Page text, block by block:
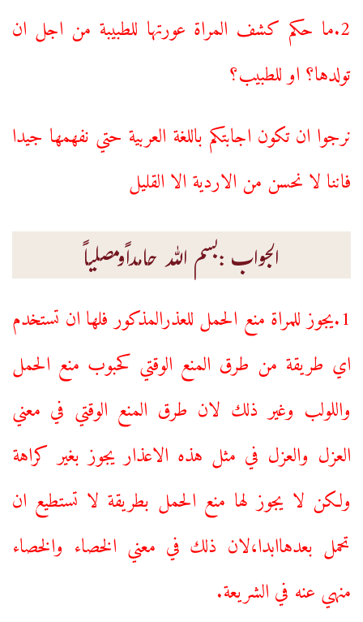
2.ما حكم كشف المراة عورتها للطبيبة من اجل ان
تولدها؟ او للطبيب؟
نرجوا ان تكون اجابتكم باللغة العربية حتي نفهمها جيدا
فاننا لا نحسن من الاردية الا القليل
الجواب :بسم اللہ حامداًومصلیاً
1.يجوز للمراة منع الحمل للعذرالمذكور فلها ان تستخدم
اي طريقة من طرق المنع الوقتي كحبوب منع الحمل
واللولب وغير ذلك لان طرق المنع الوقتي في معني
العزل والعزل في مثل هذه الاعذار يجوز بغير كراهة
ولكن لا يجوز لها منع الحمل بطريقة لا تستطيع ان
تحمل بعدهاابدا،لان ذلك في معني الخصاء والخصاء
منهي عنه في الشريعة.